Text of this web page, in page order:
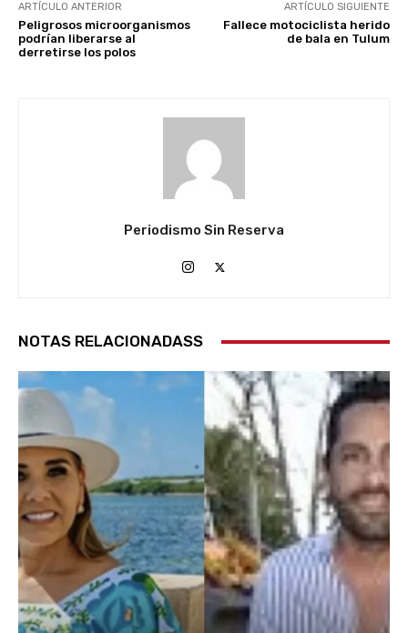
ARTÍCULO ANTERIOR
Peligrosos microorganismos
podrían liberarse al
derretirse los polos
ARTÍCULO SIGUIENTE
Fallece motociclista herido
de bala en Tulum
Periodismo Sin Reserva
NOTAS RELACIONADASS